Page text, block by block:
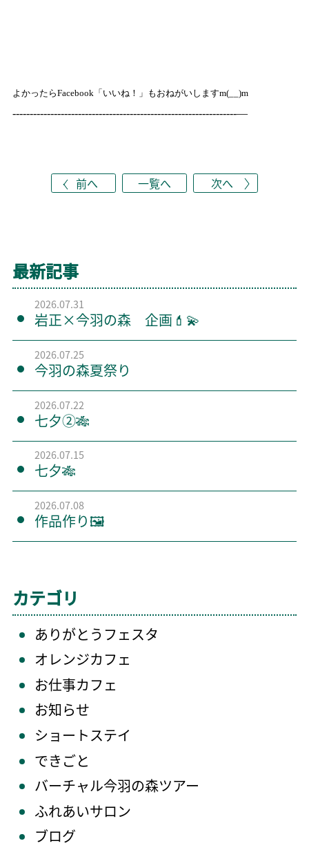
よかったらFacebook「いいね！」 もおねがいしますm(__)m
-----------------------------------------------------------------—
前へ 一覧へ 次へ
最新記事
2026.07.31
岩正×今羽の森 企画💄💫
2026.07.25
今羽の森夏祭り
2026.07.22
七夕②🎋
2026.07.15
七夕🎋
2026.07.08
作品作り🖼️
カテゴリ
ありがとうフェスタ
オレンジカフェ
お仕事カフェ
お知らせ
ショートステイ
できごと
バーチャル今羽の森ツアー
ふれあいサロン
ブログ